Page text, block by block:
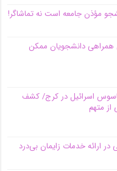
مؤذن جامعه است نه تماشاگر!
همراهی دانشجویان ممکن
اسرائیل در کرج/‌ کشف
متهم